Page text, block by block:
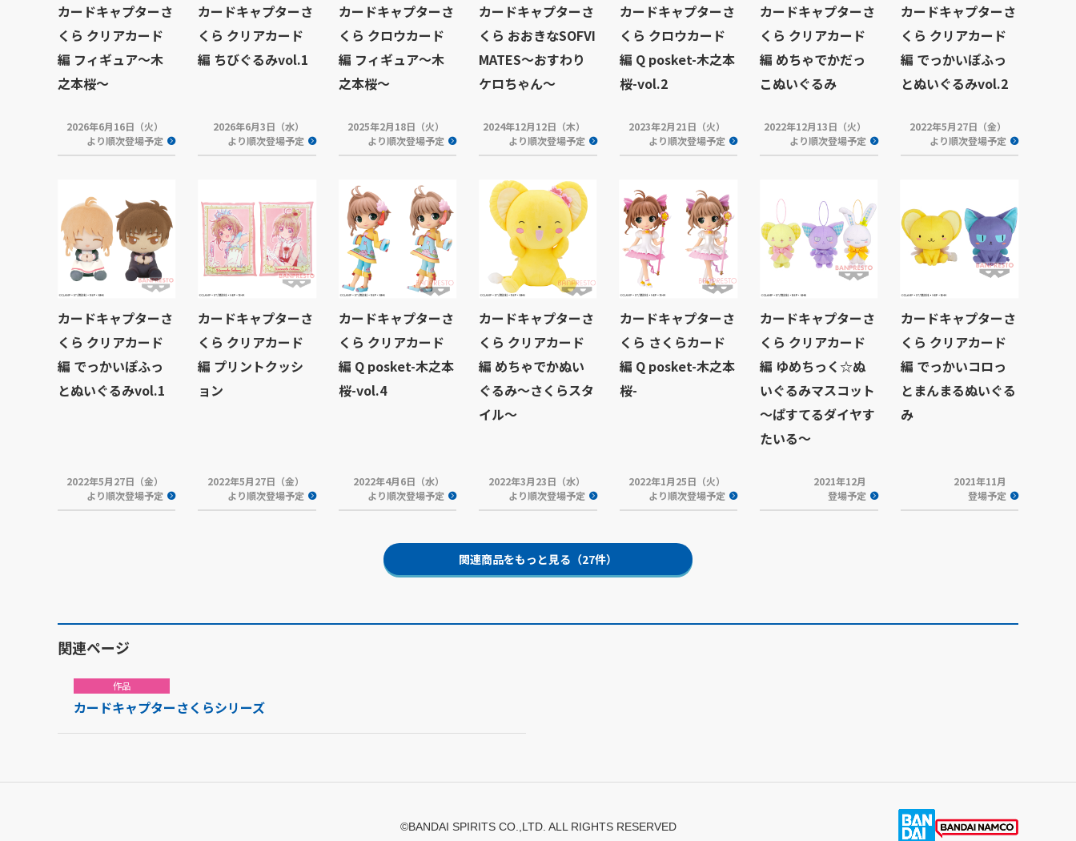
カードキャプターさ
くら クリアカード
編 フィギュア～木
之本桜～
2026年6月16日（火）
より順次登場予定
カードキャプターさ
くら クリアカード
編 ちびぐるみvol.1
2026年6月3日（水）
より順次登場予定
カードキャプターさ
くら クロウカード
編 フィギュア～木
之本桜～
2025年2月18日（火）
より順次登場予定
カードキャプターさ
くら おおきなSOFVI
MATES～おすわり
ケロちゃん～
2024年12月12日（木）
より順次登場予定
カードキャプターさ
くら クロウカード
編 Q posket-木之本
桜-vol.2
2023年2月21日（火）
より順次登場予定
カードキャプターさ
くら クリアカード
編 めちゃでかだっ
こぬいぐるみ
2022年12月13日（火）
より順次登場予定
カードキャプターさ
くら クリアカード
編 でっかいぽふっ
とぬいぐるみvol.2
2022年5月27日（金）
より順次登場予定
カードキャプターさ
くら クリアカード
編 でっかいぽふっ
とぬいぐるみvol.1
2022年5月27日（金）
より順次登場予定
カードキャプターさ
くら クリアカード
編 プリントクッシ
ョン
2022年5月27日（金）
より順次登場予定
カードキャプターさ
くら クリアカード
編 Q posket-木之本
桜-vol.4
2022年4月6日（水）
より順次登場予定
カードキャプターさ
くら クリアカード
編 めちゃでかぬい
ぐるみ～さくらスタ
イル～
2022年3月23日（水）
より順次登場予定
カードキャプターさ
くら さくらカード
編 Q posket-木之本
桜-
2022年1月25日（火）
より順次登場予定
カードキャプターさ
くら クリアカード
編 ゆめちっく☆ぬ
いぐるみマスコット
～ぱすてるダイヤす
たいる～
2021年12月
登場予定
カードキャプターさ
くら クリアカード
編 でっかいコロっ
とまんまるぬいぐる
み
2021年11月
登場予定
関連商品をもっと見る（27件）
関連ページ
作品
カードキャプターさくらシリーズ
©BANDAI SPIRITS CO.,LTD. ALL RIGHTS RESERVED